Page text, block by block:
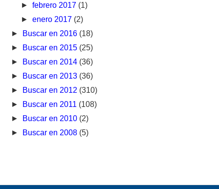
► febrero 2017 (1)
► enero 2017 (2)
► Buscar en 2016 (18)
► Buscar en 2015 (25)
► Buscar en 2014 (36)
► Buscar en 2013 (36)
► Buscar en 2012 (310)
► Buscar en 2011 (108)
► Buscar en 2010 (2)
► Buscar en 2008 (5)